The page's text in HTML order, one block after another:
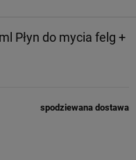
Płyn do mycia felg +
spodziewana dostawa